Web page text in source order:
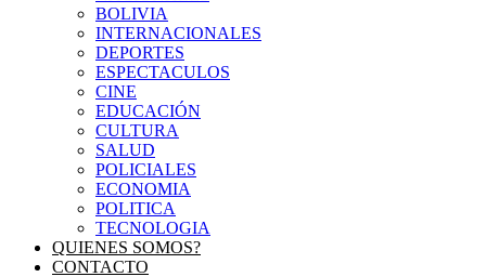
BOLIVIA
INTERNACIONALES
DEPORTES
ESPECTACULOS
CINE
EDUCACIÓN
CULTURA
SALUD
POLICIALES
ECONOMIA
POLITICA
TECNOLOGIA
QUIENES SOMOS?
CONTACTO